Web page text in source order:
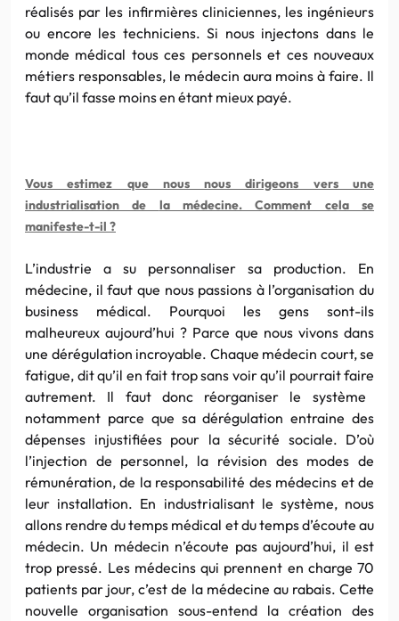
réalisés par les infirmières cliniciennes, les ingénieurs
ou encore les techniciens. Si nous injectons dans le
monde médical tous ces personnels et ces nouveaux
métiers responsables, le médecin aura moins à faire. Il
faut qu’il fasse moins en étant mieux payé.
Vous estimez que nous nous dirigeons vers une
industrialisation de lamédecine. Comment celase
manifeste-t-il ?
L’industrie a su personnaliser sa production. En
médecine, il faut que nous passions à l’organisation du
business médical. Pourquoi les gens sont-ils
malheureux aujourd’hui ? Parce que nous vivons dans
une dérégulation incroyable. Chaque médecin court, se
fatigue, dit qu’il en fait trop sans voir qu’il pourrait faire
autrement. Il faut donc réorganiser le système
notamment parce que sa dérégulation entraine des
dépenses injustifiées pour la sécurité sociale. D’où
l’injection de personnel, la révision des modes de
rémunération, de la responsabilité des médecins etde
leur installation. En industrialisant le système, nous
allons rendre du temps médical et du temps d’écoute au
médecin. Un médecin n’écoute pasaujourd’hui, il est
trop pressé. Les médecins qui prennent en charge 70
patients par jour, c’estde la médecine au rabais. Cette
nouvelle organisation sous-entend la création des